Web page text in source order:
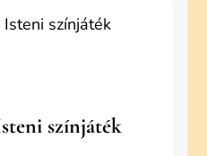
színjáték